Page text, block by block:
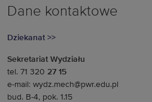
Dane kontaktowe
Dziekanat >>
Sekretariat Wydziału
tel. 71 320 27 15
e-mail: wydz.mech@pwr.edu.pl
bud. B-4, pok. 1.15